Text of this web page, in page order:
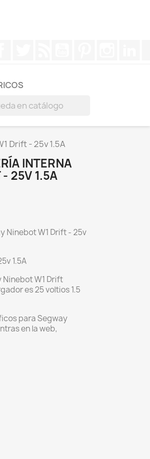
Drift - 25v 1.5A
INTERNA
- 25V 1.5A
Ninebot W1 Drift - 25v
1.5A
W1 Drift
es 25 voltios 1.5
para Segway
en la web,